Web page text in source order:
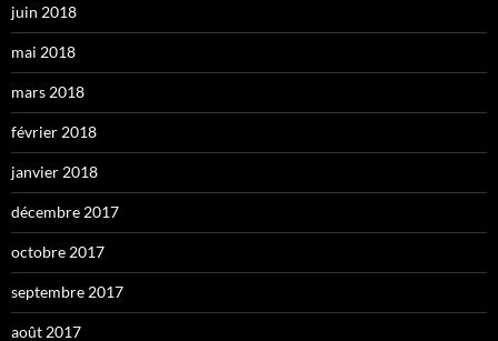
juin 2018
mai 2018
mars 2018
février 2018
janvier 2018
décembre 2017
octobre 2017
septembre 2017
août 2017